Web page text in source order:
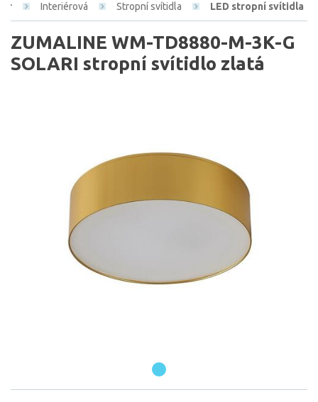
Interiérová Stropní svítidla LED stropní svítidla
ZUMALINE WM-TD8880-M-3K-G
SOLARI stropní svítidlo zlatá